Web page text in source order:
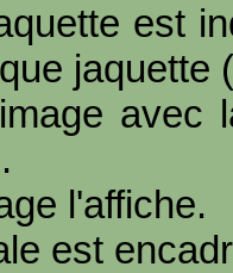
est
jaquette (
avec
l'affiche.
est